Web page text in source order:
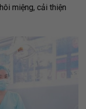
miệng, cải thiện